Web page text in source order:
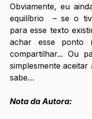
Obviamente, eu
equilíbrio  – se o
para esse texto
achar esse ponto
compartilhar... Ou
simplesmente
sabe…
Nota da Autora: